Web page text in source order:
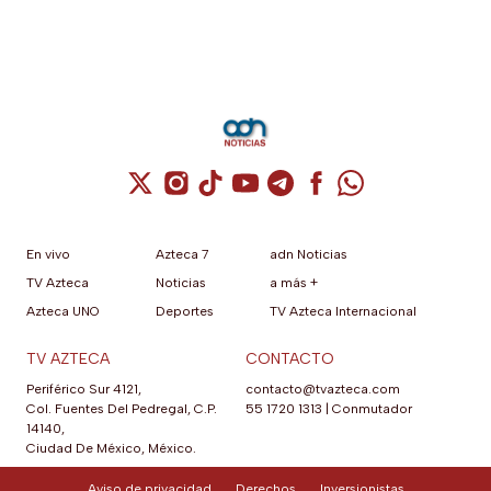
Cuenta de X / Twitter (se abre en una
Cuenta de Instagram (se abre en una
Cuenta de TikTok (se abre en
Cuenta de YouTube (se abre
Cuenta de Telegram (se
Cuenta de
Cuenta de
En vivo
TV Azteca
Azteca UNO
Azteca 7
Noticias
Deportes
adn Noticias
a más +
TV Azteca Internacional
TV AZTECA
Periférico Sur 4121,
Col. Fuentes Del Pedregal, C.P.
14140,
Ciudad De México, México.
CONTACTO
contacto@tvazteca.com
55 1720 1313 | Conmutador